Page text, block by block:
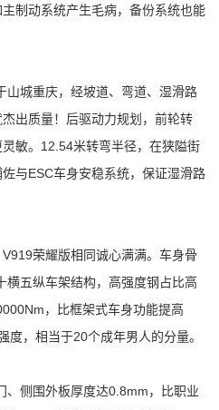
制动系统产生毛病，备份系统也能
城重庆，经坡道、弯道、湿滑路
出质量！后驱动力规划，前轮转
敏。12.54米转弯半径，在狭隘街
与ESC车身安稳系统，保证湿滑路
荣耀版相同诚心满满。车身骨
横五纵车架结构，高强度钢占比高
，比框架式车身功能提高
度，相当于20个成年男人的分量。
侧围外板厚度达0.8mm，比职业